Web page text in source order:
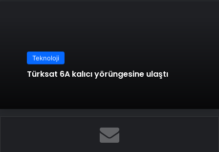
Teknoloji
Türksat 6A kalıcı yörüngesine ulaştı